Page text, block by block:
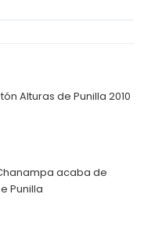
Alturas de Punilla 2010
acaba de
Punilla